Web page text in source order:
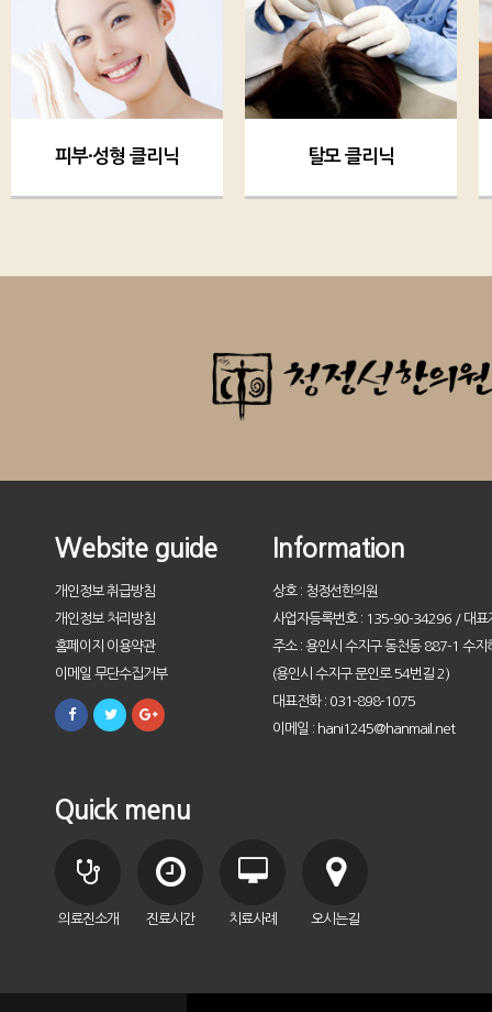
피부·성형 클리닉 탈모 클리닉
Website guide
개인정보 취급방침
개인정보 처리방침
홈페이지 이용약관
이메일 무단수집거부
Information
상호 : 청정선한의원
사업자등록번호 : 135-90-34296 / 대표
주소 : 용인시 수지구 동천동 887-1 수지
(용인시 수지구 문인로 54번길 2)
대표전화 : 031-898-1075
이메일 : hani1245@hanmail.net
Quick menu
의료진소개 진료시간 치료사례 오시는길